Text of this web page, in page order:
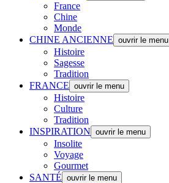
France
Chine
Monde
CHINE ANCIENNE ouvrir le menu
Histoire
Sagesse
Tradition
FRANCE ouvrir le menu
Histoire
Culture
Tradition
INSPIRATION ouvrir le menu
Insolite
Voyage
Gourmet
SANTÉ ouvrir le menu